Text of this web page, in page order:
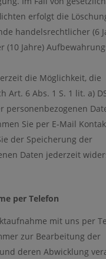
erfolgt die
handelsrechtlicher (6
(10 Jahre)
die Möglichkeit, die
Art. 6 Abs. 1 S. 1 lit. a)
personenbezogenen
Sie per E-Mail
der Speicherung der
Daten jederzeit
per Telefon
mit uns per
zur Bearbeitung der
deren Abwicklung